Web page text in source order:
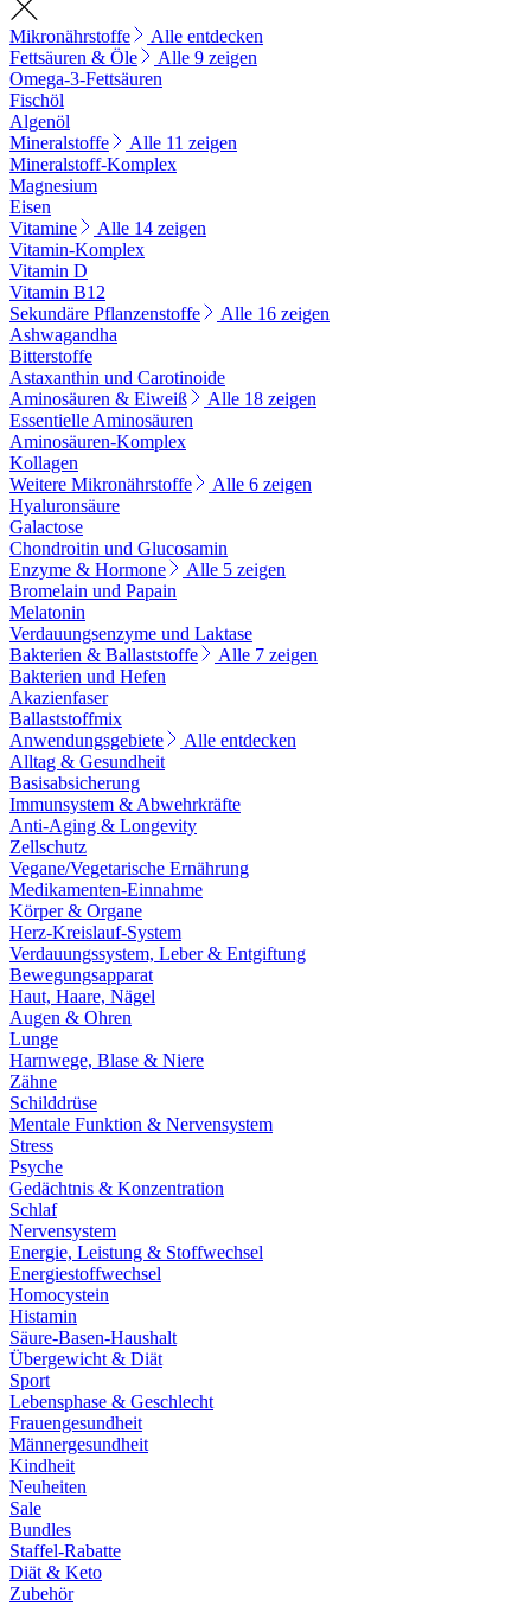
Mikronährstoffe
Alle entdecken
Fettsäuren & Öle
Alle 9 zeigen
Omega-3-Fettsäuren
Fischöl
Algenöl
Mineralstoffe
Alle 11 zeigen
Mineralstoff-Komplex
Magnesium
Eisen
Vitamine
Alle 14 zeigen
Vitamin-Komplex
Vitamin D
Vitamin B12
Sekundäre Pflanzenstoffe
Alle 16 zeigen
Ashwagandha
Bitterstoffe
Astaxanthin und Carotinoide
Aminosäuren & Eiweiß
Alle 18 zeigen
Essentielle Aminosäuren
Aminosäuren-Komplex
Kollagen
Weitere Mikronährstoffe
Alle 6 zeigen
Hyaluronsäure
Galactose
Chondroitin und Glucosamin
Enzyme & Hormone
Alle 5 zeigen
Bromelain und Papain
Melatonin
Verdauungsenzyme und Laktase
Bakterien & Ballaststoffe
Alle 7 zeigen
Bakterien und Hefen
Akazienfaser
Ballaststoffmix
Anwendungsgebiete
Alle entdecken
Alltag & Gesundheit
Basisabsicherung
Immunsystem & Abwehrkräfte
Anti-Aging & Longevity
Zellschutz
Vegane/Vegetarische Ernährung
Medikamenten-Einnahme
Körper & Organe
Herz-Kreislauf-System
Verdauungssystem, Leber & Entgiftung
Bewegungsapparat
Haut, Haare, Nägel
Augen & Ohren
Lunge
Harnwege, Blase & Niere
Zähne
Schilddrüse
Mentale Funktion & Nervensystem
Stress
Psyche
Gedächtnis & Konzentration
Schlaf
Nervensystem
Energie, Leistung & Stoffwechsel
Energiestoffwechsel
Homocystein
Histamin
Säure-Basen-Haushalt
Übergewicht & Diät
Sport
Lebensphase & Geschlecht
Frauengesundheit
Männergesundheit
Kindheit
Neuheiten
Sale
Bundles
Staffel-Rabatte
Diät & Keto
Zubehör